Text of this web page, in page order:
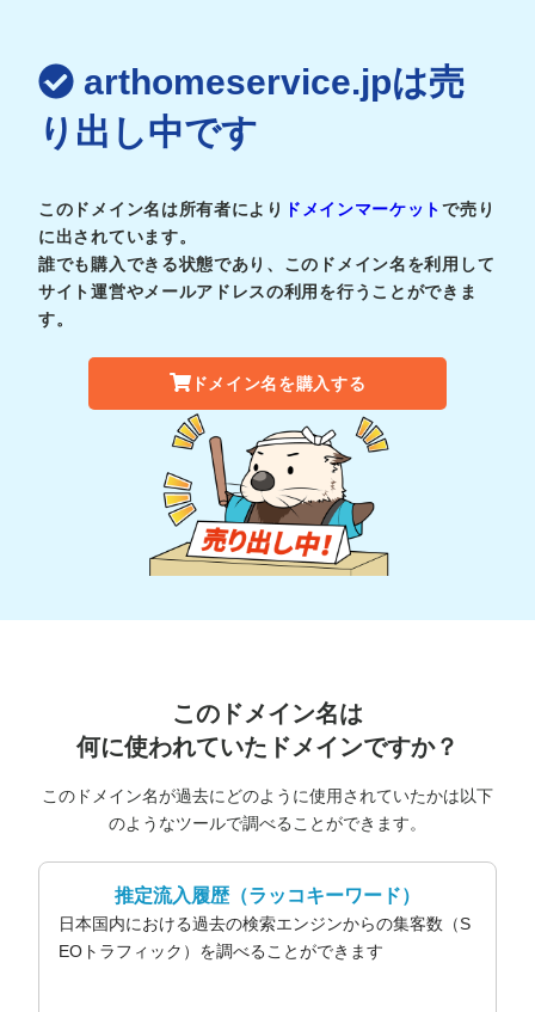
arthomeservice.jpは売
り出し中です
このドメイン名は所有者により ドメインマーケットで売り
に出されています。
誰でも購入できる状態であり、このドメイン名を利用して
サイト運営やメールアドレスの利用を行うことができま
す。
ドメイン名を購入する
このドメイン名は
何に使われていたドメインですか？
このドメイン名が過去にどのように使用されていたかは以下
のようなツールで調べることができます。
推定流入履歴（ラッコキーワード）
日本国内における過去の検索エンジンからの集客数（S
EOトラフィック）を調べることができます